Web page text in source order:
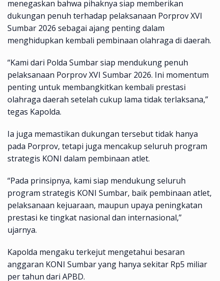
menegaskan bahwa pihaknya siap memberikan
dukungan penuh terhadap pelaksanaan Porprov XVI
Sumbar 2026 sebagai ajang penting dalam
menghidupkan kembali pembinaan olahraga di daerah.
“Kami dari Polda Sumbar siap mendukung penuh
pelaksanaan Porprov XVI Sumbar 2026. Ini momentum
penting untuk membangkitkan kembali prestasi
olahraga daerah setelah cukup lama tidak terlaksana,”
tegas Kapolda.
Ia juga memastikan dukungan tersebut tidak hanya
pada Porprov, tetapi juga mencakup seluruh program
strategis KONI dalam pembinaan atlet.
“Pada prinsipnya, kami siap mendukung seluruh
program strategis KONI Sumbar, baik pembinaan atlet,
pelaksanaan kejuaraan, maupun upaya peningkatan
prestasi ke tingkat nasional dan internasional,”
ujarnya.
Kapolda mengaku terkejut mengetahui besaran
anggaran KONI Sumbar yang hanya sekitar Rp5 miliar
per tahun dari APBD.